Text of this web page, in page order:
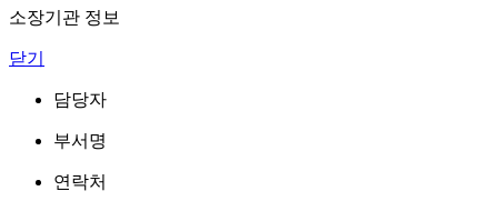
소장기관 정보
닫기
담당자
부서명
연락처